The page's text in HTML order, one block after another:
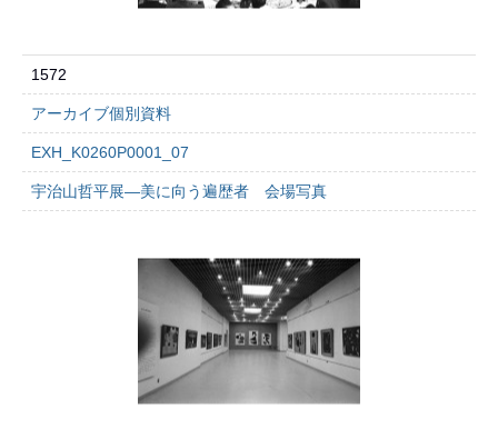
1572
アーカイブ個別資料
EXH_K0260P0001_07
宇治山哲平展―美に向う遍歴者 会場写真